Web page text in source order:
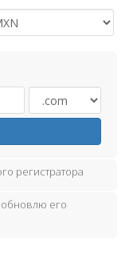
регистратора
обновлю его